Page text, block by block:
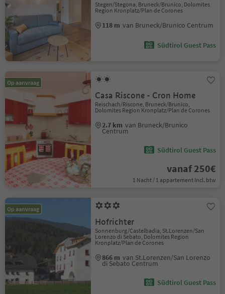
Stegen/Stegona, Bruneck/Brunico, Dolomites
Region Kronplatz/Plan de Corones
118 m van Bruneck/Brunico Centrum
Südtirol Guest Pass
Op aanvraag
Casa Riscone - Cron Home
Reischach/Riscone, Bruneck/Brunico,
Dolomites Region Kronplatz/Plan de Corones
2.7 km van Bruneck/Brunico
Centrum
Südtirol Guest Pass
vanaf 250€
1 Nacht / 1 appartement Incl. btw
Op aanvraag
Hofrichter
Sonnenburg/Castelbadia, St.Lorenzen/San
Lorenzo di Sebato, Dolomites Region
Kronplatz/Plan de Corones
866 m van St.Lorenzen/San Lorenzo
di Sebato Centrum
Südtirol Guest Pass